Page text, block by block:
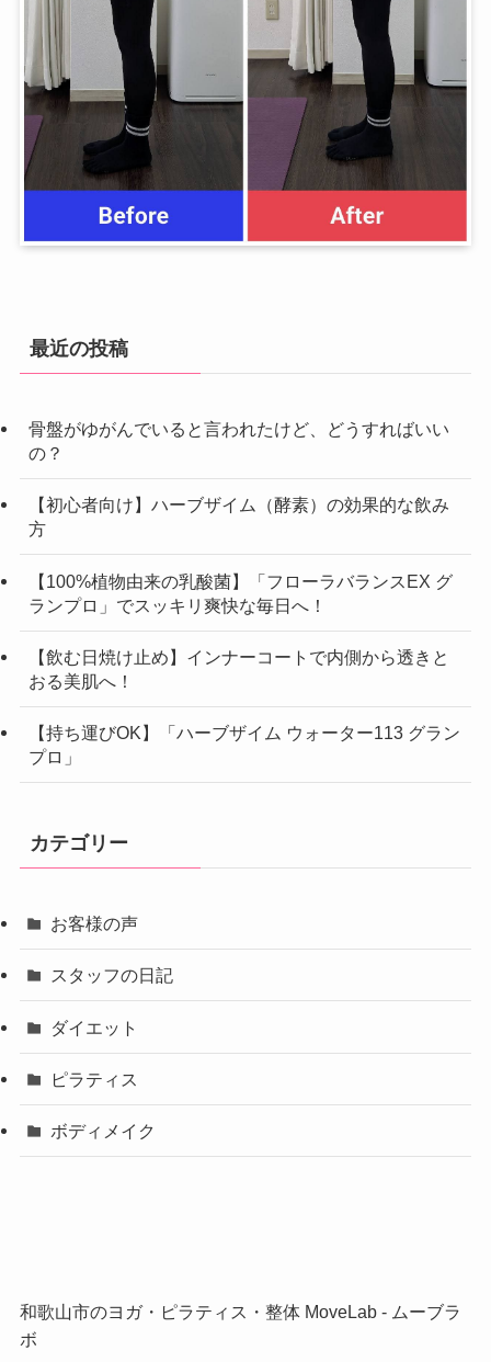
最近の投稿
骨盤がゆがんでいると言われたけど、どうすればいい
の？
【初心者向け】ハーブザイム（酵素）の効果的な飲み
方
【100%植物由来の乳酸菌】「フローラバランスEX グ
ランプロ」でスッキリ爽快な毎日へ！
【飲む日焼け止め】インナーコートで内側から透きと
おる美肌へ！
【持ち運びOK】「ハーブザイム ウォーター113 グラン
プロ」
カテゴリー
お客様の声
スタッフの日記
ダイエット
ピラティス
ボディメイク
和歌山市のヨガ・ピラティス・整体 MoveLab ‐ ムーブラ
ボ